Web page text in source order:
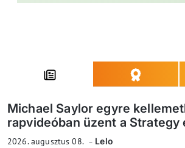
Michael Saylor egyre
rapvideóban üzent a Strategy
2026. augusztus 08. Lelo